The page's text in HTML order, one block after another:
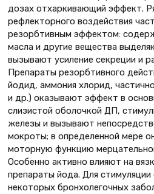
дозах отхаркивающий эффект.
рефлекторного воздействия
резорбтивным эффектом:
масла и другие вещества
вызывают усиление секреции и
Препараты резорбтивного
йодид, аммония хлорид,
и др.) оказывают эффект в
слизистой оболочкой ДП,
железы и вызывают
мокроты; в определенной мере
моторную функцию
Особенно активно влияют на
препараты йода. Для
некоторых бронхолегочных